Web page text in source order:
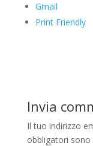
Gmail
Print Friendly
Invia
Il tuo indirizzo
obbligatori